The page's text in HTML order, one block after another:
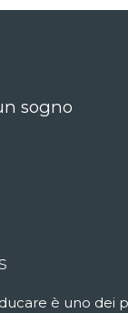
sogno
è uno dei